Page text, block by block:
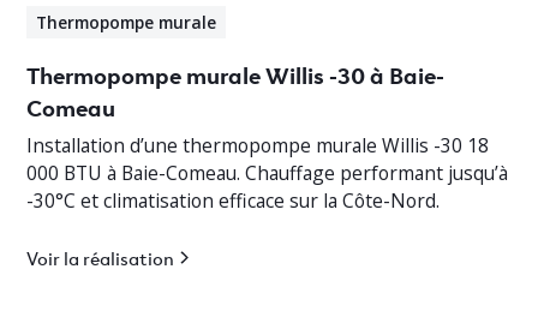
Thermopompe murale
Thermopompe murale Willis -30 à Baie-
Comeau
Installation d’une thermopompe murale Willis -30 18
000 BTU à Baie-Comeau. Chauffage performant jusqu’à
-30°C et climatisation efficace sur la Côte-Nord.
Voir la réalisation